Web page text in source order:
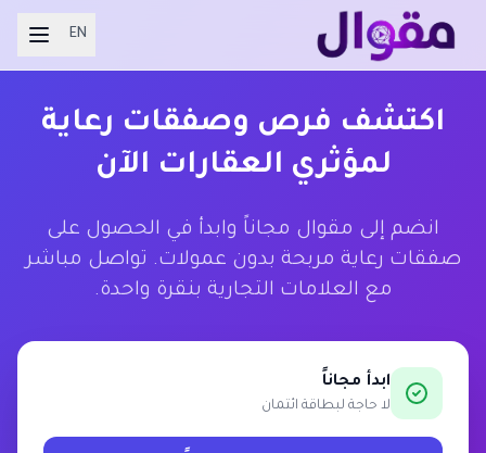
EN
اكتشف فرص وصفقات رعاية
لمؤثري العقارات الآن
انضم إلى مقوال مجاناً وابدأ في الحصول على
صفقات رعاية مربحة بدون عمولات. تواصل مباشر
مع العلامات التجارية بنقرة واحدة.
ابدأ مجاناً
لا حاجة لبطاقة ائتمان